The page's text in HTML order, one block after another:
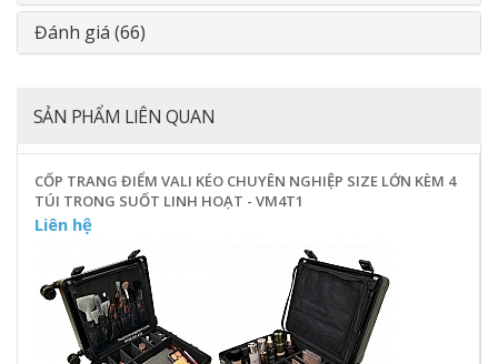
Đánh giá (66)
SẢN PHẨM LIÊN QUAN
CỐP TRANG ĐIỂM VALI KÉO CHUYÊN NGHIỆP SIZE LỚN KÈM 4
TÚI TRONG SUỐT LINH HOẠT - VM4T1
Liên hệ